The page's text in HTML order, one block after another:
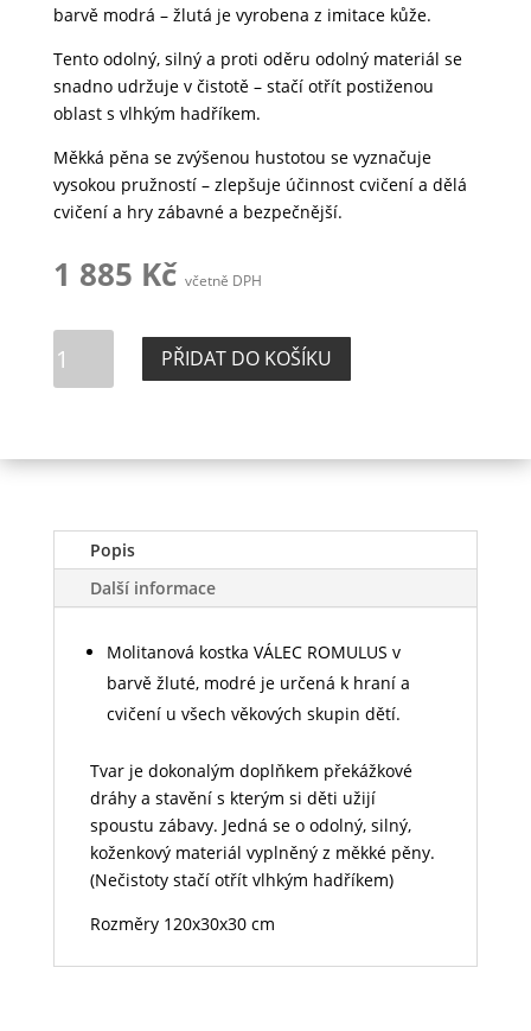
barvě modrá – žlutá je vyrobena z imitace kůže.
Tento odolný, silný a proti oděru odolný materiál se
snadno udržuje v čistotě – stačí otřít postiženou
oblast s vlhkým hadříkem.
Měkká pěna se zvýšenou hustotou se vyznačuje
vysokou pružností – zlepšuje účinnost cvičení a dělá
cvičení a hry zábavné a bezpečnější.
1 885 Kč včetně DPH
válec
PŘIDAT DO KOŠÍKU
Popis
Další informace
Molitanová kostka VÁLEC ROMULUS v
barvě žluté, modré je určená k hraní a
cvičení u všech věkových skupin dětí.
Tvar je dokonalým doplňkem překážkové
dráhy a stavění s kterým si děti užijí
spoustu zábavy. Jedná se o odolný, silný,
koženkový materiál vyplněný z měkké pěny.
(Nečistoty stačí otřít vlhkým hadříkem)
Rozměry 120x30x30 cm